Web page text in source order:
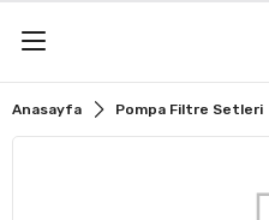
Anasayfa Pompa Filtre Setleri